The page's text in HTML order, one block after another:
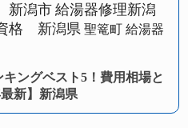
新潟市 給湯器修理新潟
格 新潟県 聖篭町 給湯器
ングベスト5！費用相場と
新】新潟県